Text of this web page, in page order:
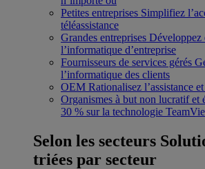
Petites entreprises Simplifiez
téléassistance
Grandes entreprises Développez
l’informatique d’entreprise
Fournisseurs de services gérés
l’informatique des clients
OEM Rationalisez l’assistance
Organismes à but non lucratif et
30 % sur la technologie
Selon les secteurs
triées par secteur